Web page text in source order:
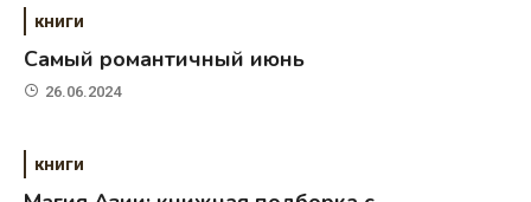
книги
Самый романтичный июнь
26.06.2024
книги